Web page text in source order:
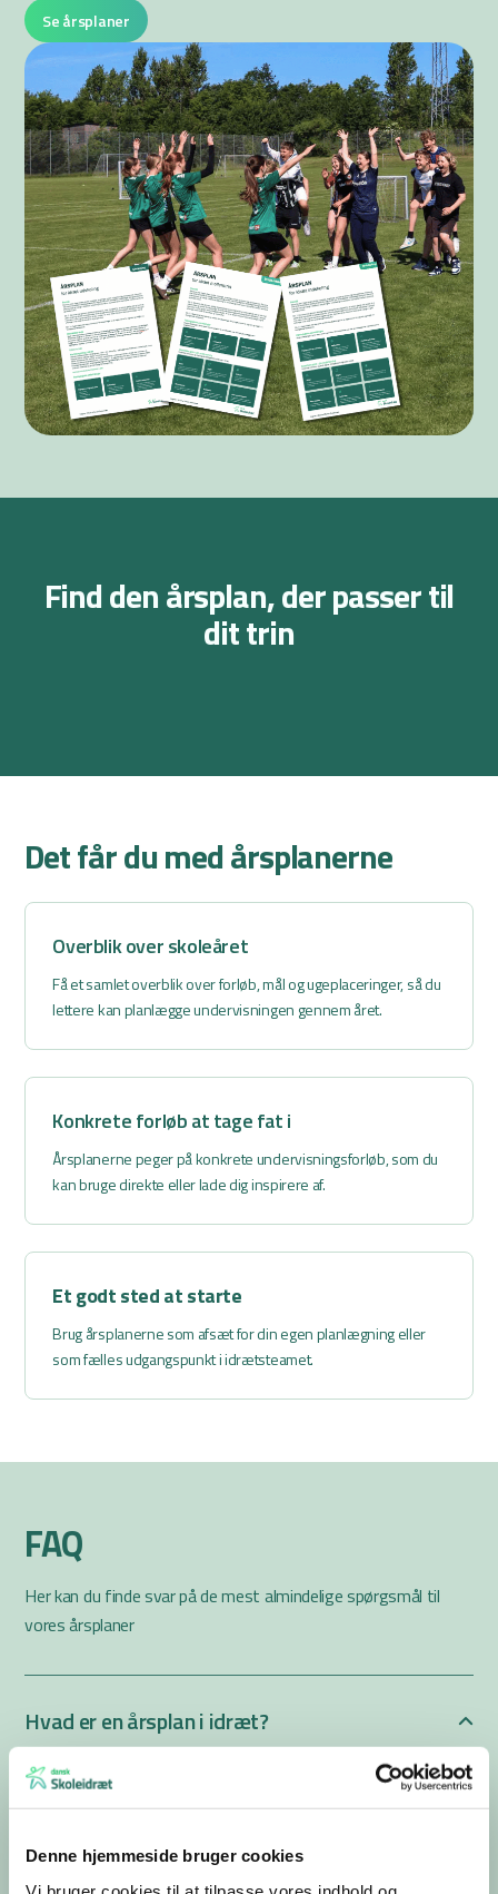
Denne hjemmeside bruger cookies
Se årsplaner
Find den årsplan, der passer til
dit trin
Det får du med årsplanerne
Overblik over skoleåret
Få et samlet overblik over forløb, mål og ugeplaceringer, så du
lettere kan planlægge undervisningen gennem året.
Konkrete forløb at tage fat i
Årsplanerne peger på konkrete undervisningsforløb, som du
kan bruge direkte eller lade dig inspirere af.
Et godt sted at starte
Brug årsplanerne som afsæt for din egen planlægning eller
som fælles udgangspunkt i idrætsteamet.
FAQ
Her kan du finde svar på de mest almindelige spørgsmål til
vores årsplaner
Hvad er en årsplan i idræt?
En årsplan er et overblik over idrætsundervisningen gennem
skoleåret. Den viser typisk, hvilke forløb eleverne skal arbejde
sig mod.